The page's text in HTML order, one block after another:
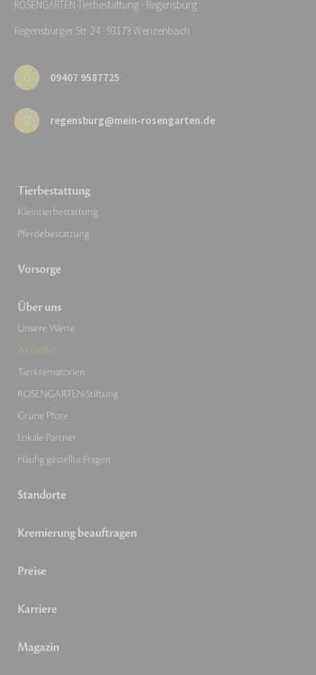
ROSENGARTEN-Tierbestattung - Regensburg
Regensburger Str. 24 · 93173 Wenzenbach
09407 9587725
regensburg@mein-rosengarten.de
Tierbestattung
Kleintierbestattung
Pferdebestattung
Vorsorge
Über uns
Unsere Werte
Aktuelles
Tierkrematorien
ROSENGARTEN-Stiftung
Grüne Pfote
Lokale Partner
Häufig gestellte Fragen
Standorte
Kremierung beauftragen
Preise
Karriere
Magazin